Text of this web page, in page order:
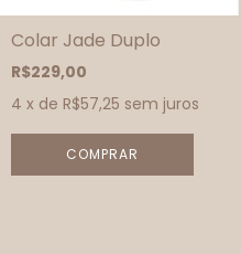
Colar Jade Duplo
R$229,00
4 x de R$57,25 sem juros